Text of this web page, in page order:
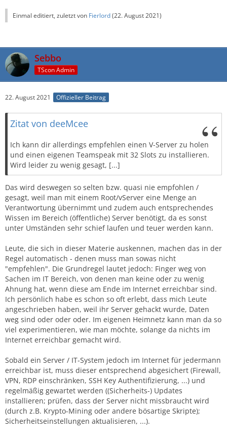
Einmal editiert, zuletzt von Fierlord(22. August 2021)
Sebbo
TScon Admin
22. August 2021 Offizieller Beitrag
Zitat von deeMcee
Ich kann dir allerdings empfehlen einen V-Server zu holen
und einen eigenen Teamspeak mit 32 Slots zu installieren.
Wird leider zu wenig gesagt, [...]
Das wird deswegen so selten bzw. quasi nie empfohlen /
gesagt, weil man mit einem Root/vServer eine Menge an
Verantwortung übernimmt und zudem auch entsprechendes
Wissen im Bereich (öffentliche) Server benötigt, da es sonst
unter Umständen sehr schief laufen und teuer werden kann.
Leute, die sich in dieser Materie auskennen, machen das in der
Regel automatisch - denen muss man sowas nicht
"empfehlen". Die Grundregel lautet jedoch: Finger weg von
Sachen im IT Bereich, von denen man keine oder zu wenig
Ahnung hat, wenn diese am Ende im Internet erreichbar sind.
Ich persönlich habe es schon so oft erlebt, dass mich Leute
angeschrieben haben, weil ihr Server gehackt wurde, Daten
weg sind oder oder oder. Im eigenen Heimnetz kann man da so
viel experimentieren, wie man möchte, solange da nichts im
Internet erreichbar gemacht wird.
Sobald ein Server / IT-System jedoch im Internet für jedermann
erreichbar ist, muss dieser entsprechend abgesichert (Firewall,
VPN, RDP einschränken, SSH Key Authentifizierung, ...) und
regelmäßig gewartet werden ((Sicherheits-) Updates
installieren; prüfen, dass der Server nicht missbraucht wird
(durch z.B. Krypto-Mining oder andere bösartige Skripte);
Sicherheitseinstellungen aktualisieren, ...).